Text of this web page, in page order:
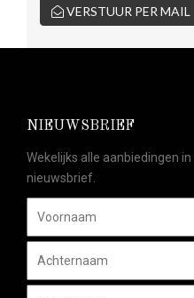
VERSTUUR PER MAIL
NIEUWSBRIEF
Wekelijks alle aanbiedingen
nieuwsbrief.